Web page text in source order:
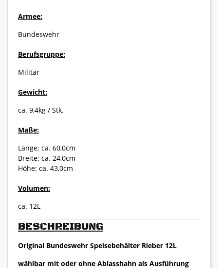
BESCHREIBUNG
Original Bundeswehr Speisebehälter Rieber 12L
wählbar mit oder ohne Ablasshahn als Ausführung
Armee:
Bundeswehr
Berufsgruppe:
Militär
Gewicht:
ca. 9,4kg / Stk.
Maße:
Länge: ca. 60,0cm
Breite: ca. 24,0cm
Höhe: ca. 43,0cm
Volumen:
ca. 12L